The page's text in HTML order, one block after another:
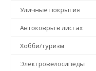
Уличные покрытия
Автоковры в листах
Хобби/туризм
Электровелосипеды